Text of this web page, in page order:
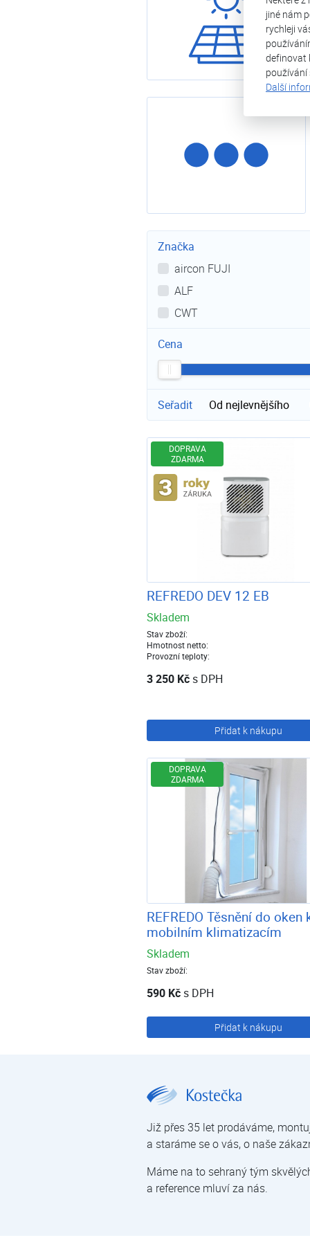
jiné nám
rychleji
definovat
Další
Značka
aircon FUJI
ALF
CWT
Cena
Seřadit Od nejlevnějšího
DOPRAVA
ZDARMA
Rozšířená záruka
REFREDO DEV 12 EB
Skladem
Stav zboží:
Hmotnost netto:
Provozní teploty:
3 250 Kčs DPH
Přidat k nákupu
DOPRAVA
ZDARMA
REFREDO Těsnění do oken
mobilním klimatizacím
Skladem
Stav zboží:
590 Kčs DPH
Přidat k nákupu
Již přes 35 let prodáváme,
a staráme se o vás, o naše
Máme na to sehraný tým
a reference mluví za nás.